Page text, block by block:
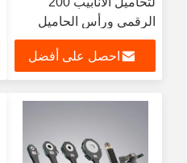
الرقمي ورأس الحاميل
المغلق من سلسلة TC
احصل على أفضل